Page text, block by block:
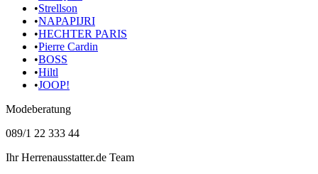
•Strellson
•NAPAPIJRI
•HECHTER PARIS
•Pierre Cardin
•BOSS
•Hiltl
•JOOP!
Modeberatung
089/1 22 333 44
Ihr Herrenausstatter.de Team